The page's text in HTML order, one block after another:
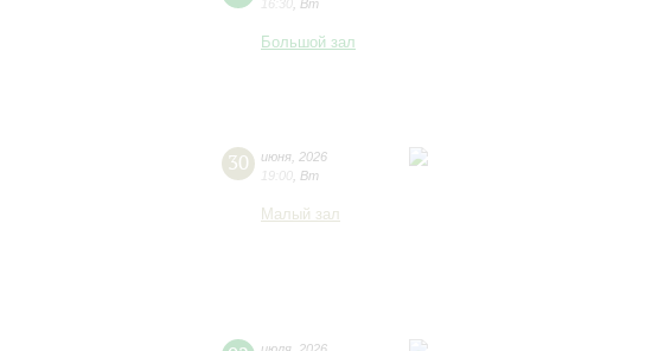
16:30 Вт
Большой зал
30 июня 2026
19:00 Вт
Малый зал